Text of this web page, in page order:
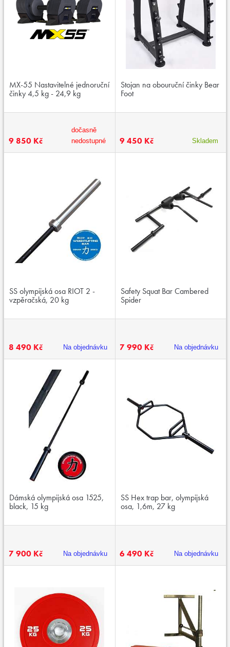
MX-55 Nastavitelné jednoruční
činky 4,5 kg - 24,9 kg
9 850 Kč
dočasně
nedostupné
Stojan na obouruční činky Bear
Foot
9 450 Kč Skladem
SS olympijská osa RIOT 2 -
vzpěračská, 20 kg
8 490 Kč Na objednávku
Safety Squat Bar Cambered
Spider
7 990 Kč Na objednávku
Dámská olympijská osa 1525,
black, 15 kg
7 900 Kč Na objednávku
SS Hex trap bar, olympijská
osa, 1,6m, 27 kg
6 490 Kč Na objednávku